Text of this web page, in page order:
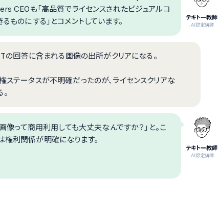
テキトー教師
.AI認定講師
CEOも「高品質でライセンスされたビジュアルコ
のにする」とコメントしています。
回答に含まれる画像の出所がクリアになる。
テータスが不明確だったのが、ライセンスクリアな
テキトー教師
.AI認定講師
って商用利用しても大丈夫なんですか？」と。こ
権利関係が明確になります。